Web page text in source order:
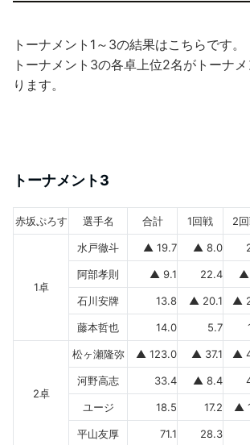
トーナメント1～3の結果はこちらです。
トーナメント3の各卓上位2名がトーナ
ります。
トーナメント3
赤坂ぷろす 選手名 合計 1回戦 2
1卓
水戸徹斗 ▲ 19.7 ▲ 8.0
阿部孝則 ▲ 9.1 22.4 ▲
石川安牌 13.8 ▲ 20.1 ▲
藤本哲也 14.0 5.7
2卓
松ヶ瀬隆弥 ▲ 123.0 ▲ 37.1 ▲
河野高志 33.4 ▲ 8.4
ユージ 18.5 17.2 ▲
平山友厚 71.1 28.3